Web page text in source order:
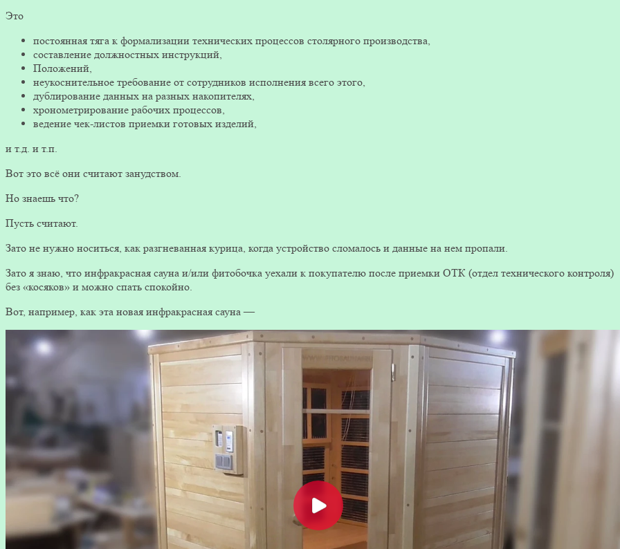
Это
постоянная тяга к формализации технических процессов столярного производства,
составление должностных инструкций,
Положений,
неукоснительное требование от сотрудников исполнения всего этого,
дублирование данных на разных накопителях,
хронометрирование рабочих процессов,
ведение чек-листов приемки готовых изделий,
и т.д. и т.п.
Вот это всё они считают занудством.
Но знаешь что?
Пусть считают.
Зато не нужно носиться, как разгневанная курица, когда устройство сломалось и данные на нем пропали.
Зато я знаю, что инфракрасная сауна и/или фитобочка уехали к покупателю после приемки ОТК (отдел технического контроля)
без «косяков» и можно спать спокойно.
Вот, например, как эта новая инфракрасная сауна —